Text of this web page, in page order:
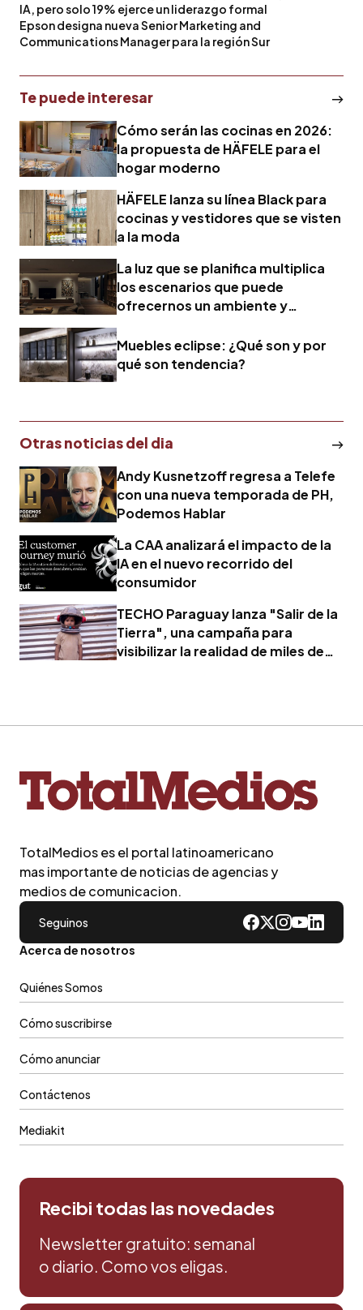
IA, pero solo 19% ejerce un liderazgo formal
Epson designa nueva Senior Marketing and
Communications Manager para la región Sur
Te puede interesar
Cómo serán las cocinas en 2026:
la propuesta de HÄFELE para el
hogar moderno
HÄFELE lanza su línea Black para
cocinas y vestidores que se visten
a la moda
La luz que se planifica multiplica
los escenarios que puede
ofrecernos un ambiente y
Muebles eclipse: ¿Qué son y por
qué son tendencia?
Otras noticias del dia
Andy Kusnetzoff regresa a Telefe
con una nueva temporada de PH,
Podemos Hablar
La CAA analizará el impacto de la
IA en el nuevo recorrido del
consumidor
TECHO Paraguay lanza "Salir de la
Tierra", una campaña para
visibilizar la realidad de miles de
TotalMedios es el portal latinoamericano
mas importante de noticias de agencias y
medios de comunicacion.
Seguinos
Acerca de nosotros
Quiénes Somos
Cómo suscribirse
Cómo anunciar
Contáctenos
Mediakit
Recibi todas las novedades
Newsletter gratuito: semanal
o diario. Como vos eligas.